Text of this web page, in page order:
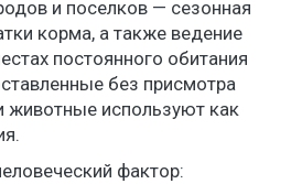
и поселков — сезонная
корма, а также ведение
постоянного обитания
без присмотра
животные используют как
фактор: